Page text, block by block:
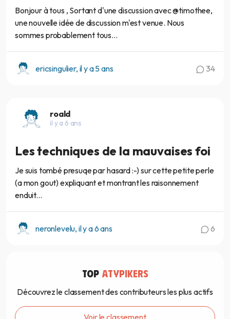
Bonjour à tous , Sortant d'une discussion avec @timothee,
une nouvelle idée de discussion m'est venue. Nous
sommes probablement tous...
ericsingulier, il y a 5 ans 34
roald
il y a 6 ans
Les techniques de la mauvaises foi
Je suis tombé presuqe par hasard :-) sur cette petite perle
(a mon gout) expliquant et montrant les raisonnement
enduit...
neronlevelu, il y a 6 ans 6
TOP ATYPIKERS
Découvrez le classement des contributeurs les plus actifs